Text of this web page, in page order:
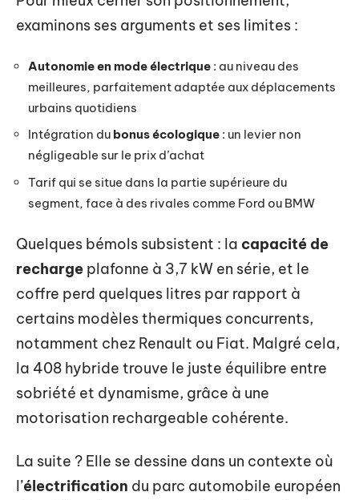
examinons ses arguments et ses limites :
Autonomie en mode électrique : au niveau des
meilleures, parfaitement adaptée aux déplacements
urbains quotidiens
Intégration du bonus écologique : un levier non
négligeable sur le prix d’achat
Tarif qui se situe dans la partie supérieure du
segment, face à des rivales comme Ford ou BMW
Quelques bémols subsistent : la capacité de
recharge plafonne à 3,7 kW en série, et le
coffre perd quelques litres par rapport à
certains modèles thermiques concurrents,
notamment chez Renault ou Fiat. Malgré cela,
la 408 hybride trouve le juste équilibre entre
sobriété et dynamisme, grâce à une
motorisation rechargeable cohérente.
La suite ? Elle se dessine dans un contexte où
l’électrification du parc automobile européen